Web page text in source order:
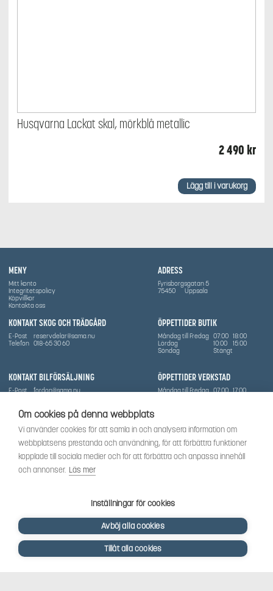
Om cookies på denna webbplats
Vi använder cookies för att samla in och analysera information om
webbplatsens prestanda och användning, för att förbättra funktioner
kopplade till sociala medier och för att förbättra och anpassa innehåll
och annonser. Läs mer
Inställningar för cookies
Avböj alla cookies
Tillåt alla cookies
Husqvarna Lackat skal, mörkblå metallic
2 490 kr
Lägg till i varukorg
MENY
Mitt konto
Integritetspolicy
Köpvillkor
Kontakta oss
ÖPPETTIDER BUTIK
Måndag till Fredag 07:00 18:00
Lördag
10:00
15:00
Söndag
Stängt
ÖPPETTIDER VERKSTAD
Måndag till Fredag 07:00 17:00
ADRESS
Fyrisborgsgatan 5
75450
Uppsala
KONTAKT SKOG OCH TRÄDGÅRD
E-Post
reservdelar@sama.nu
Telefon 018-65 30 60
KONTAKT BILFÖRSÄLJNING
E-Post
fordon@sama.nu
Vi har sedan 1970-talet levererat skog-och trädgårdsprodukter till Uppsala med omnejd. Vi
har idag även ett brett utbud av dessa produkter samt BRP:s produktsortiment, gällande
Can-Am, Sea-Doo.
Vi är certifierad serviceverkstad.
SOCIALT